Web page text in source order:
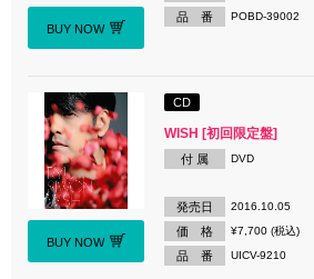
BUY NOW
品 番 POBD-39002
BUY NOW
CD
WISH [初回限定盤]
付 属 DVD
発売日 2016.10.05
価 格 ¥7,700 (税込)
品 番 UICV-9210